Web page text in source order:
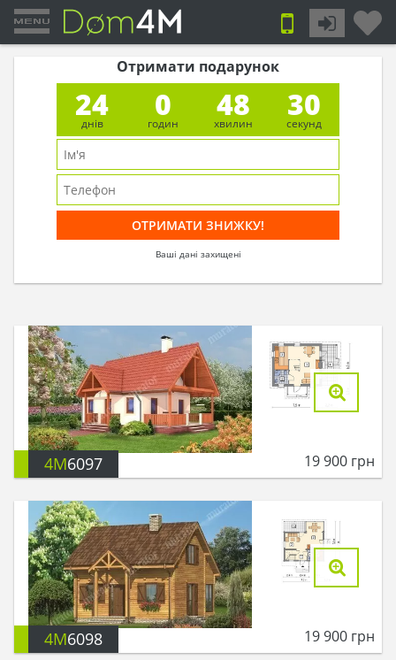
Отримати подарунок
24
днів
0
годин
48
хвилин
29
секунд
Ваші дані захищені
4M6097 19 900 грн
4M6098 19 900 грн